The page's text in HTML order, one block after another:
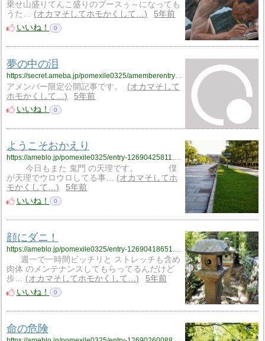
乗せ山盛りてんこ盛りのブースぅ～になっても
うた…
オカマそしてホモかくして…
5年前
いいね！
0
夢の中の泪
https://secret.ameba.jp/pomexile0325/amemberentry-12690601747.html
アメンバー限定公開記事です。
オカマそして
ホモかくして…
5年前
いいね！
0
ようこそおかえり
https://ameblo.jp/pomexile0325/entry-12690425811.html
今日もまた 鬼門 の天理です。 僕
が天理でウロウロしてる事…
オカマそしてホ
モかくして…
5年前
いいね！
0
顔にダニ！
週一で一時間ビッチリと ストレッチも含め
肉体 のメンテナンスしてもらってるんだけど
歩…
オカマそしてホモかくして…
5年前
いいね！
0
命の危険